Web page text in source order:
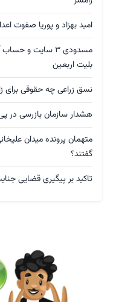
امید بهزاد و پوریا صفوت
مسدودی ۳ سایت
بلیت اربعین
نسق زراعی چه حقوقی برای
هشدار سازمان بازرسی در
متهمان پرونده میدان
گفتند؟
تاکید بر پیگیری قضایی